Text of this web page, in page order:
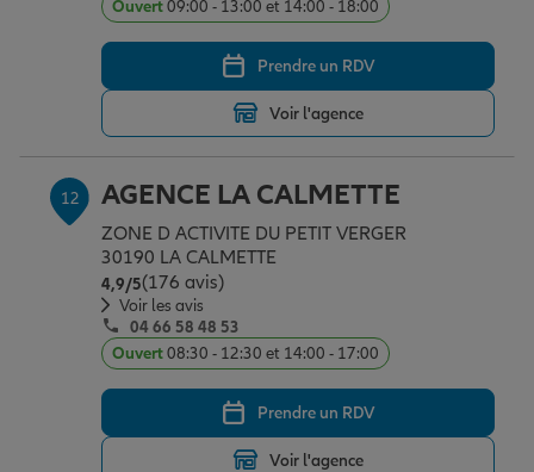
Ouvert09:00 - 13:00 et 14:00 - 18:00
Prendre un RDV
Voir l'agence
12 AGENCE LA CALMETTE
ZONE D ACTIVITE DU PETIT VERGER
30190 LA CALMETTE
4,9/5Note de 4.9 sur 5
(176 avis)
Voir les avis
04 66 58 48 53
Ouvert08:30 - 12:30 et 14:00 - 17:00
Prendre un RDV
Voir l'agence